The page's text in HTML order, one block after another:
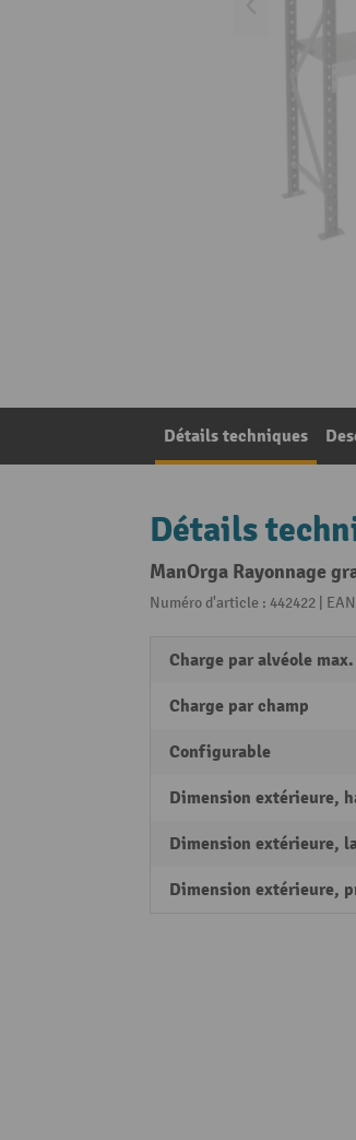
Détails techniques
Détails
ManOrga Rayonnage
Numéro d'article : 442422 |
Charge par alvéole max.
Charge par champ
Configurable
Dimension extérieure,
Dimension extérieure,
Dimension extérieure,